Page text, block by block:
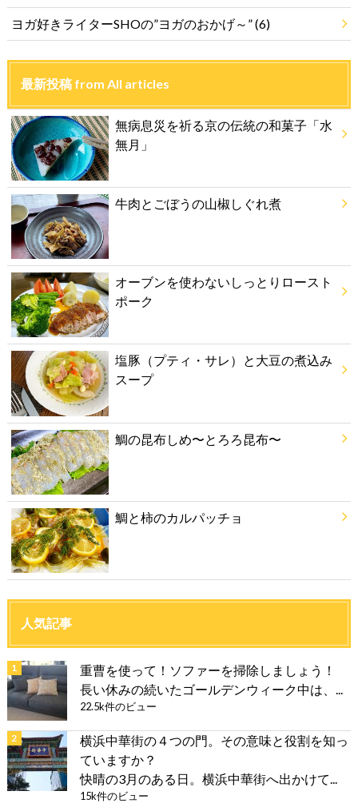
ヨガ好きライターSHOの”ヨガのおかげ～”(6)
最新投稿 from All articles
無病息災を祈る京の伝統の和菓子「水
無月」
牛肉とごぼうの山椒しぐれ煮
オーブンを使わないしっとりロースト
ポーク
塩豚（プティ・サレ）と大豆の煮込み
スープ
鯛の昆布しめ〜とろろ昆布〜
鯛と柿のカルパッチョ
人気記事
重曹を使って！ソファーを掃除しましょう！
長い休みの続いたゴールデンウィーク中は、...
22.5k件のビュー
横浜中華街の４つの門。その意味と役割を知っ
ていますか？
快晴の3月のある日。横浜中華街へ出かけて...
15k件のビュー